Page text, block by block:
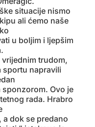
situacije nismo
ali ćemo naše
u boljim i ljepšim
vrijednim trudom,
sportu napravili
Ovo je
rada. Hrabro
a dok se predano